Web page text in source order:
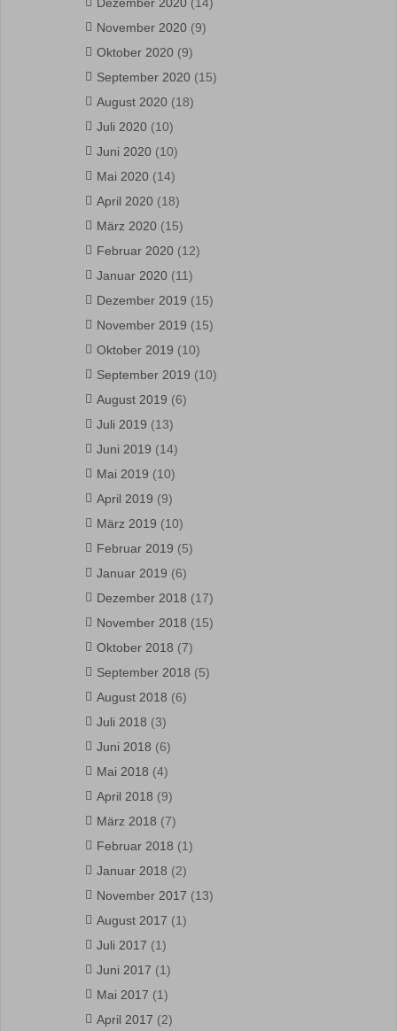
November 2020 (9)
Oktober 2020 (9)
September 2020 (15)
August 2020 (18)
Juli 2020 (10)
Juni 2020 (10)
Mai 2020 (14)
April 2020 (18)
März 2020 (15)
Februar 2020 (12)
Januar 2020 (11)
Dezember 2019 (15)
November 2019 (15)
Oktober 2019 (10)
September 2019 (10)
August 2019 (6)
Juli 2019 (13)
Juni 2019 (14)
Mai 2019 (10)
April 2019 (9)
März 2019 (10)
Februar 2019 (5)
Januar 2019 (6)
Dezember 2018 (17)
November 2018 (15)
Oktober 2018 (7)
September 2018 (5)
August 2018 (6)
Juli 2018 (3)
Juni 2018 (6)
Mai 2018 (4)
April 2018 (9)
März 2018 (7)
Februar 2018 (1)
Januar 2018 (2)
November 2017 (13)
August 2017 (1)
Juli 2017 (1)
Juni 2017 (1)
Mai 2017 (1)
April 2017 (2)